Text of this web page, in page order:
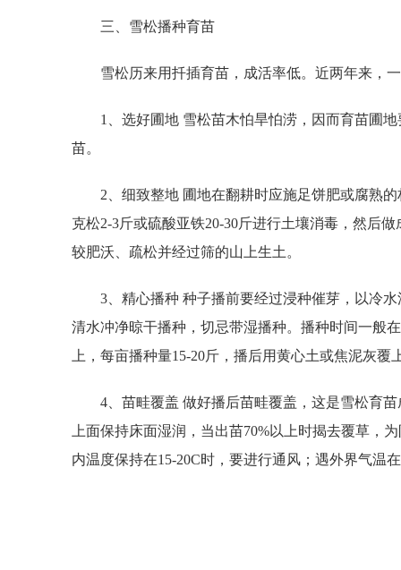
三、雪松播种育苗
雪松历来用扦插育苗，成活率低。近两年来，一
1、选好圃地 雪松苗木怕旱怕涝，因而育苗圃地
苗。
2、细致整地 圃地在翻耕时应施足饼肥或腐熟的
克松2-3斤或硫酸亚铁20-30斤进行土壤消毒，然后
较肥沃、疏松并经过筛的山上生土。
3、精心播种 种子播前要经过浸种催芽，以冷水
清水冲净晾干播种，切忌带湿播种。播种时间一般
上，每亩播种量15-20斤，播后用黄心土或焦泥灰覆
4、苗畦覆盖 做好播后苗畦覆盖，这是雪松育苗
上面保持床面湿润，当出苗70%以上时揭去覆草，
内温度保持在15-20C时，要进行通风；遇外界气温